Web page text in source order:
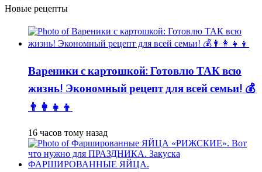
Новые рецепты
Вареники с картошкой: Готовлю ТАК всю
жизнь! Экономный рецепт для всей семьи! 💰
👨👩👧👦
16 часов тому назад